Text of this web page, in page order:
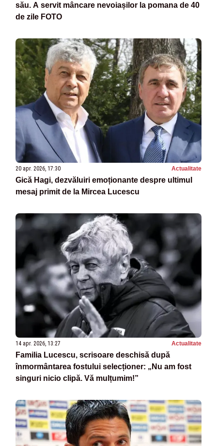
său. A servit mâncare nevoiașilor la pomana de 40
de zile FOTO
20 apr. 2026, 17:30 Actualitate
Gică Hagi, dezvăluiri emoționante despre ultimul
mesaj primit de la Mircea Lucescu
14 apr. 2026, 13:27 Actualitate
Familia Lucescu, scrisoare deschisă după
înmormântarea fostului selecționer: „Nu am fost
singuri nicio clipă. Vă mulțumim!”